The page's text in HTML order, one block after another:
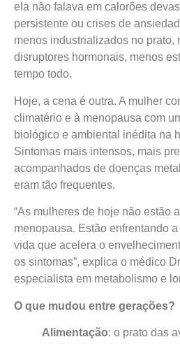
ela não falava em calorões
persistente ou crises de
menos industrializados no prato,
disruptores hormonais, menos
tempo todo.
Hoje, a cena é outra. A mulher
climatério e à menopausa com
biológico e ambiental inédita na
Sintomas mais intensos, mais
acompanhados de doenças
eram tão frequentes.
“As mulheres de hoje não estão
menopausa. Estão enfrentando
vida que acelera o
os sintomas”, explica o médico
especialista em metabolismo e
O que mudou entre gerações?
Alimentação: o prato das